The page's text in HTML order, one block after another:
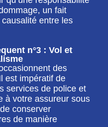
un fait
entre les
n°3 : Vol et
des
est impératif de
services de police et
à votre assureur sous
conserver
de manière